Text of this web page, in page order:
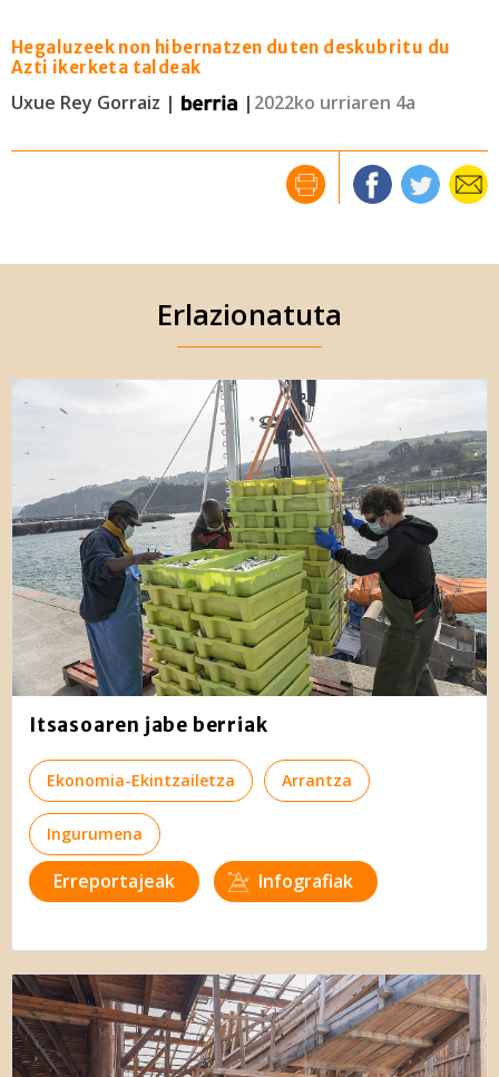
Hegaluzeek non hibernatzen duten deskubritu du
Azti ikerketa taldeak
Uxue Rey Gorraiz | | 2022ko urriaren 4a
Erlazionatuta
Itsasoaren jabe berriak
Ekonomia-Ekintzailetza Arrantza
Ingurumena
Erreportajeak Infografiak